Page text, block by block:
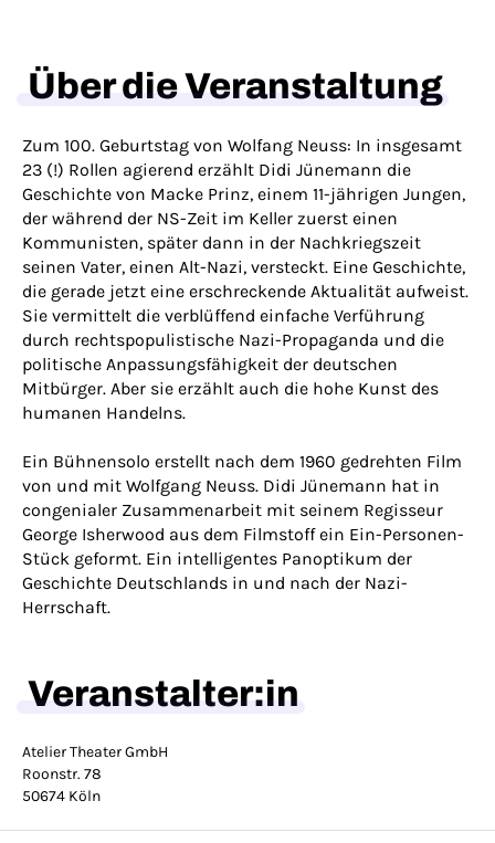
Über die Veranstaltung
Zum 100. Geburtstag von Wolfang Neuss: In insgesamt
23 (!) Rollen agierend erzählt Didi Jünemann die
Geschichte von Macke Prinz, einem 11-jährigen Jungen,
der während der NS-Zeit im Keller zuerst einen
Kommunisten, später dann in der Nachkriegszeit
seinen Vater, einen Alt-Nazi, versteckt. Eine Geschichte,
die gerade jetzt eine erschreckende Aktualität aufweist.
Sie vermittelt die verblüffend einfache Verführung
durch rechtspopulistische Nazi-Propaganda und die
politische Anpassungsfähigkeit der deutschen
Mitbürger. Aber sie erzählt auch die hohe Kunst des
humanen Handelns.
Ein Bühnensolo erstellt nach dem 1960 gedrehten Film
von und mit Wolfgang Neuss. Didi Jünemann hat in
congenialer Zusammenarbeit mit seinem Regisseur
George Isherwood aus dem Filmstoff ein Ein-Personen-
Stück geformt. Ein intelligentes Panoptikum der
Geschichte Deutschlands in und nach der Nazi-
Herrschaft.
Veranstalter:in
Atelier Theater GmbH
Roonstr. 78
50674 Köln